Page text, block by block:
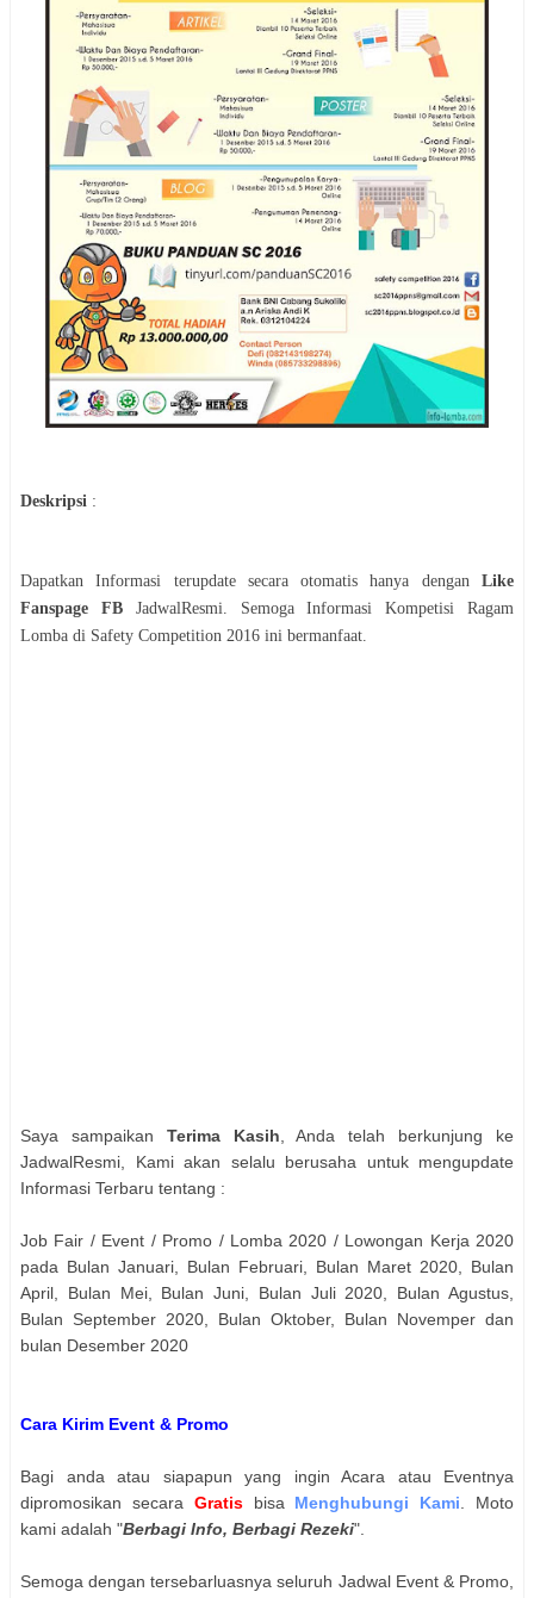
Deskripsi :
Dapatkan Informasi terupdate secara otomatis hanya dengan Like
Fanspage FBJadwalResmi. Semoga InformasiKompetisi
Ragam
Lomba di Safety Competition 2016 ini bermanfaat.
Saya sampaikan Terima Kasih , Anda telah berkunjung ke
JadwalResmi, Kami akan selalu berusaha untuk mengupdate
Informasi Terbaru tentang :
Job Fair / Event / Promo / Lomba 2020 / Lowongan Kerja 2020
pada Bulan Januari, Bulan Februari, Bulan Maret 2020, Bulan
April, Bulan Mei, Bulan Juni, Bulan Juli 2020, Bulan Agustus,
Bulan September 2020, Bulan Oktober, Bulan Novemper dan
bulan Desember 2020
Cara Kirim Event & Promo
Bagi anda atau siapapun yang ingin Acara atau Eventnya
dipromosikan secara Gratisbisa Menghubungi Kami . Moto
kami adalah "Berbagi Info, Berbagi Rezeki".
Semoga dengan tersebarluasnya seluruh Jadwal Event & Promo,